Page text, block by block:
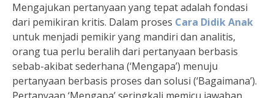
Mengajukan pertanyaan yang tepat adalah fondasi
dari pemikiran kritis. Dalam proses Cara Didik Anak
untuk menjadi pemikir yang mandiri dan analitis,
orang tua perlu beralih dari pertanyaan berbasis
sebab-akibat sederhana (‘Mengapa’) menuju
pertanyaan berbasis proses dan solusi (‘Bagaimana’).